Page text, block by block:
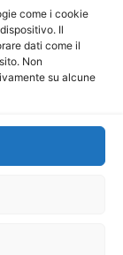
come i cookie
Il
dati come il
Non
su alcune
a r.l. è
al